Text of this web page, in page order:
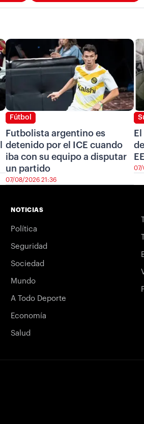
Fútbol
Futbolista argentino es
detenido por el ICE cuando
iba con su equipo a disputar
un partido
07/08/2026 21:36
07/
NOTICIAS
Política
Seguridad
Sociedad
Mundo
A Todo Deporte
Economía
Salud